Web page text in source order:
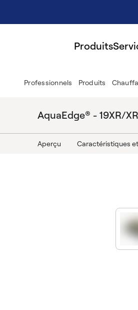
Produits
Professionnels Produits
AquaEdge® - 19XR/
Aperçu Caractéristiques